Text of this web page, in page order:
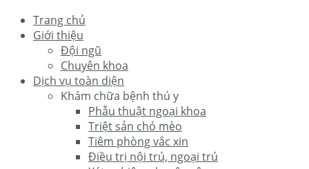
Trang chủ
Giới thiệu
Đội ngũ
Chuyên khoa
Dịch vụ toàn diện
Khám chữa bệnh thú y
Phẫu thuật ngoại khoa
Triệt sản chó mèo
Tiêm phòng vắc xin
Điều trị nội trú, ngoại trú